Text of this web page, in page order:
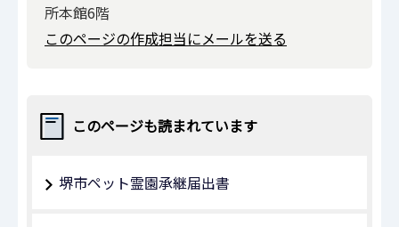
所本館6階
このページの作成担当にメールを送る
このページも読まれています
堺市ペット霊園承継届出書